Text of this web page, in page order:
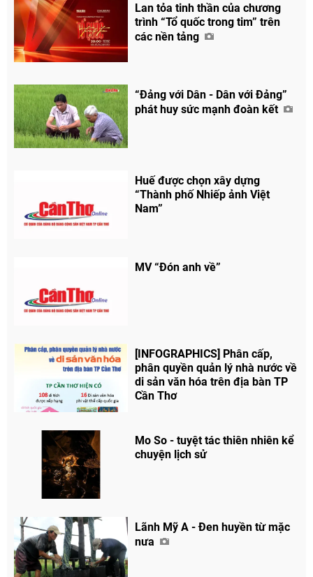
Lan tỏa tinh thần của chương
trình “Tổ quốc trong tim” trên
các nền tảng
“Đảng với Dân - Dân với Đảng”
phát huy sức mạnh đoàn kết
Huế được chọn xây dựng
“Thành phố Nhiếp ảnh Việt
Nam”
MV “Đón anh về”
[INFOGRAPHICS] Phân cấp,
phân quyền quản lý nhà nước về
di sản văn hóa trên địa bàn TP
Cần Thơ
Mo So - tuyệt tác thiên nhiên kể
chuyện lịch sử
Lãnh Mỹ A - Đen huyền từ mặc
nưa